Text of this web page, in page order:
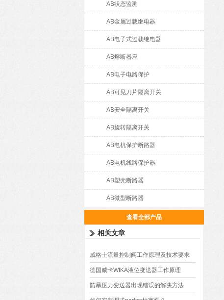
AB状态监测
AB金属过载继电器
AB电子式过载继电器
AB熔断器座
AB电子电路保护
AB可见刀片隔离开关
AB安全隔离开关
AB旋转隔离开关
AB电机保护断路器
AB电机线路保护器
AB塑壳断路器
AB微型断路器
查看全部产品
相关文章
威格士流量控制阀工作原理及技术要求
德国威卡WIKA液位变送器工作原理
防暴压力变送器出现错误的解决方法